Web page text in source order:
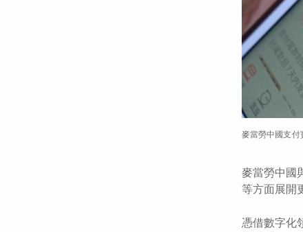
麥當勞中國支付
麥當勞中國
等方面展開
憑借數字化